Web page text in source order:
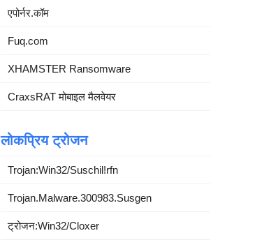
एपोर्नर.कॉम
Fuq.com
XHAMSTER Ransomware
CraxsRAT मोबाइल मैलवेयर
लोकप्रिय ट्रोजन
Trojan:Win32/Suschil!rfn
Trojan.Malware.300983.Susgen
ट्रोजन:Win32/Cloxer